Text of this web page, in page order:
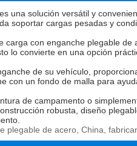
es una solución versátil y
soportar cargas pesadas y
con enganche plegable
lo convierte en una opción
de su vehículo,
con un fondo de malla para
de campamento o
robusta, diseño
plegable de acero, China,